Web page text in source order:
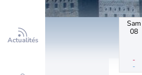
Actualités
Sam
08
-
-